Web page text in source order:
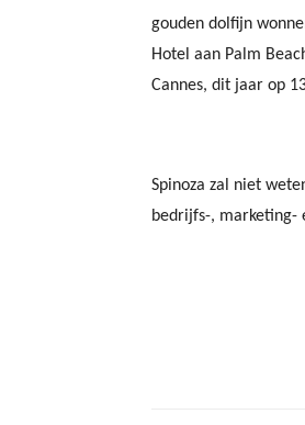
gouden dolfijn
Hotel aan Palm
Cannes, dit jaar op
Spinoza zal niet
bedrijfs-, marketing-